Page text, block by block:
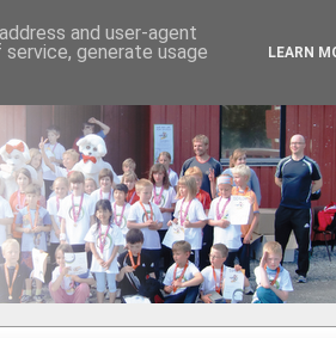
and user-agent
generate usage
LEARN